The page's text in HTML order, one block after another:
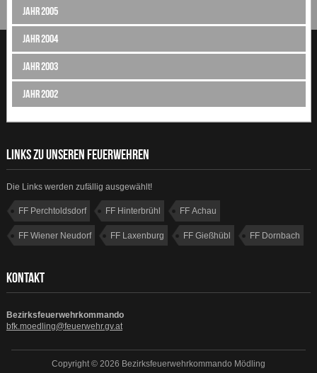
Jahr 2005
Jahr 2004
Jahr 2003
Jahr 2002
LINKS ZU UNSEREN FEUERWEHREN
Die Links werden zufällig ausgewählt!
FF Perchtoldsdorf FF Hinterbrühl FF Achau
FF Wiener Neudorf FF Laxenburg FF Gießhübl FF Dornbach
KONTAKT
Bezirksfeuerwehrkommando
bfk.moedling@feuerwehr.gv.at
Copyright © 2026 Bezirksfeuerwehrkommando Mödling